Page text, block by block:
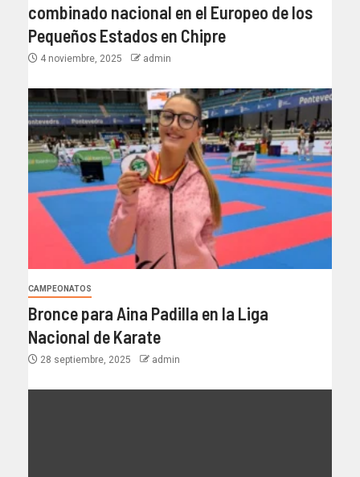
combinado nacional en el Europeo de los
Pequeños Estados en Chipre
4 noviembre, 2025 admin
CAMPEONATOS
Bronce para Aina Padilla en la Liga
Nacional de Karate
28 septiembre, 2025 admin